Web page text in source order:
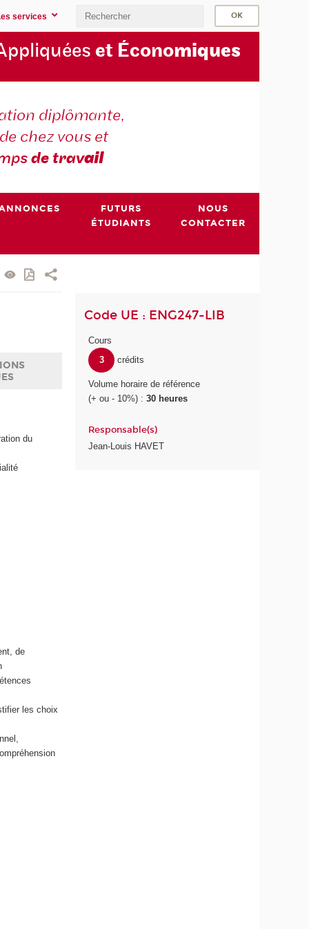
services
et Économiques
diplômante,
chez vous et
de travail
FUTURS
ÉTUDIANTS
NOUS
CONTACTER
du
de
les choix
Code UE : ENG247-LIB
Cours
3
crédits
Volume horaire de référence
(+ ou - 10%) :30 heures
Responsable(s)
Jean-Louis HAVET